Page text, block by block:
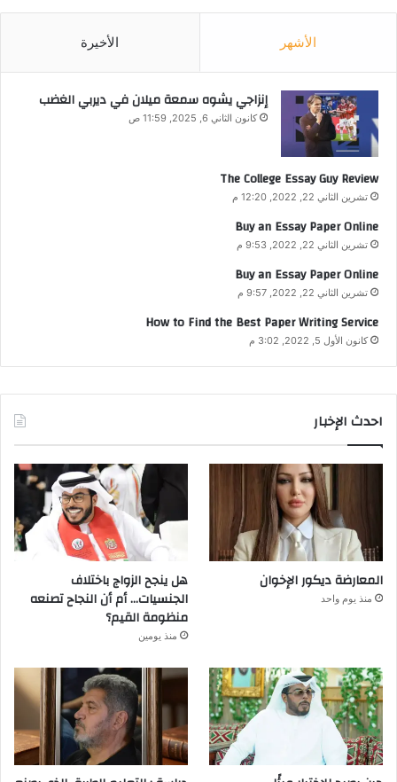
الأشهر الأخيرة
إنزاجي يشوه سمعة ميلان في ديربي الغضب
كانون الثاني 6, 2025, 11:59 ص
The College Essay Guy Review
تشرين الثاني 22, 2022, 12:20 م
Buy an Essay Paper Online
تشرين الثاني 22, 2022, 9:53 م
Buy an Essay Paper Online
تشرين الثاني 22, 2022, 9:57 م
How to Find the Best Paper Writing Service
كانون الأول 5, 2022, 3:02 م
احدث الإخبار
المعارضة ديكور الإخوان
منذ يوم واحد
هل ينجح الزواج باختلاف
الجنسيات… أم أن النجاح تصنعه
منظومة القيم؟
منذ يومين